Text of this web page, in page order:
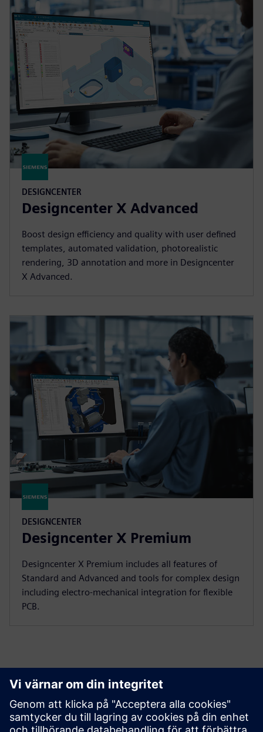
DESIGNCENTER
Designcenter X Advanced
Boost design efficiency and quality with user defined
templates, automated validation, photorealistic
rendering, 3D annotation and more in Designcenter
X Advanced.
DESIGNCENTER
Designcenter X Premium
Designcenter X Premium includes all features of
Standard and Advanced and tools for complex design
including electro-mechanical integration for flexible
PCB.
Designcenter X jämfört med andra CAD
Solutions